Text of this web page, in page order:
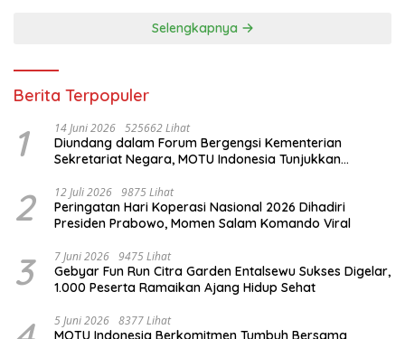
Selengkapnya
Berita Terpopuler
1 14 Juni 2026 525662 Lihat
Diundang dalam Forum Bergengsi Kementerian
Sekretariat Negara, MOTU Indonesia Tunjukkan
2 12 Juli 2026 9875 Lihat
Peringatan Hari Koperasi Nasional 2026 Dihadiri
Presiden Prabowo, Momen Salam Komando Viral
3 7 Juni 2026 9475 Lihat
Gebyar Fun Run Citra Garden Entalsewu Sukses Digelar,
1.000 Peserta Ramaikan Ajang Hidup Sehat
5 Juni 2026 8377 Lihat
MOTU Indonesia Berkomitmen Tumbuh Bersama